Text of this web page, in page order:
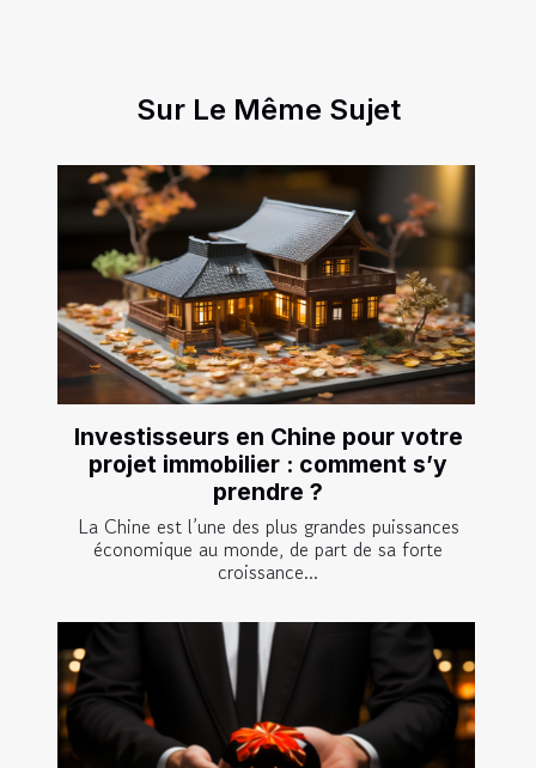
Sur Le Même Sujet
Investisseurs en Chine pour votre
projet immobilier : comment s’y
prendre ?
La Chine est l’une des plus grandes puissances
économique au monde, de part de sa forte
croissance...